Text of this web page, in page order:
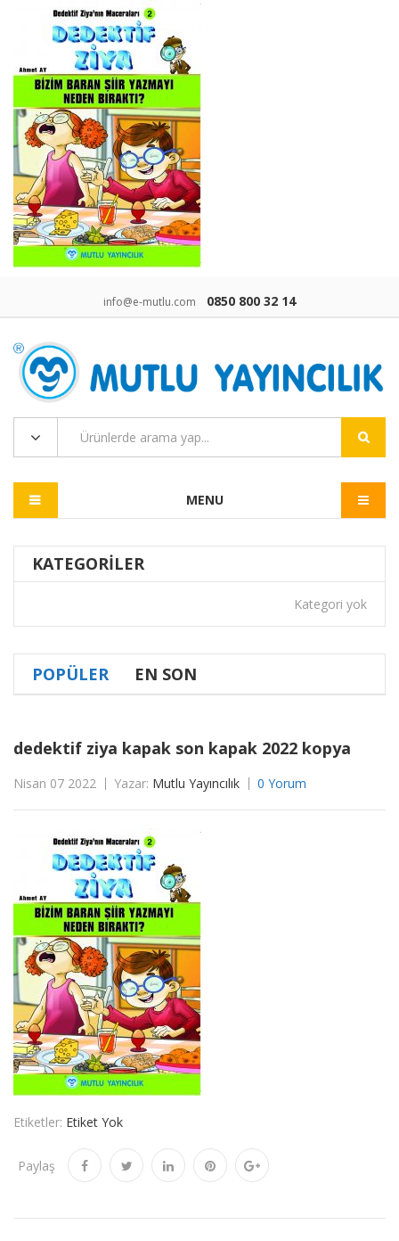
info@e-mutlu.com 0850 800 32 14
MENU
KATEGORILER
Kategori yok
POPÜLER EN SON
dedektif ziya kapak son kapak 2022 kopya
Nisan 07 2022 Yazar: Mutlu Yayıncılık 0 Yorum
Etiketler: Etiket Yok
Paylaş